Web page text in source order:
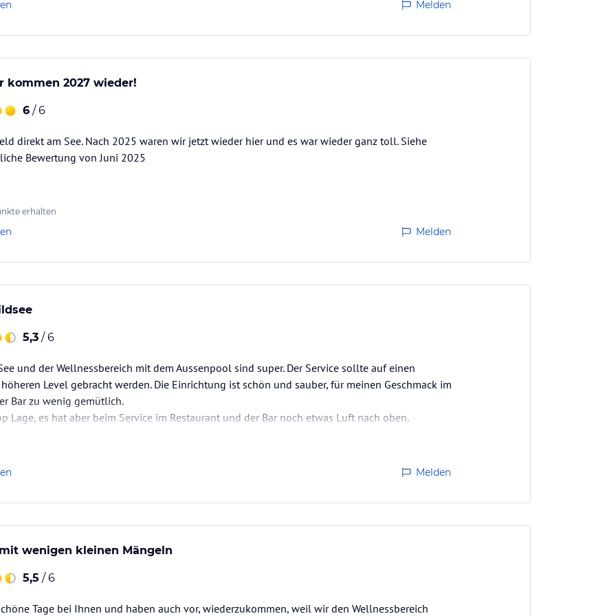
Pisten und modernste Liftanlagen für alle
Extra-Klasse mit 266 km präparierten
mit beheizten In-& Outdoorpool,
Alle Angaben ohne
die verbindlichen
Melden
kommen 2027 wieder!
6 / 6
direkt am See. Nach 2025 waren wir jetzt wieder hier und es war wieder ganz toll. Siehe
Bewertung von Juni 2025
erhalten
Melden
5,3 / 6
und der Wellnessbereich mit dem Aussenpool sind super. Der Service sollte auf einen
Level gebracht werden. Die Einrichtung ist schön und sauber, für meinen Geschmack im
Bar zu wenig gemütlich.
Lage, es hat aber beim Service im Restaurant und der Bar noch etwas Luft nach oben.
Melden
wenigen kleinen Mängeln
5,5 / 6
Tage bei Ihnen und haben auch vor, wiederzukommen, weil wir den Wellnessbereich